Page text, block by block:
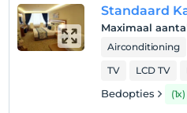
Hotelvoorwaarden
Standaard
Maximaal
Airconditioning
TV
LCD TV
Bedopties